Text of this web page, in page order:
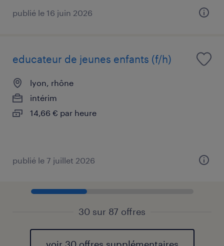
publié le 16 juin 2026
educateur de jeunes enfants (f/h)
lyon, rhône
intérim
14,66 € par heure
publié le 7 juillet 2026
30 sur 87 offres